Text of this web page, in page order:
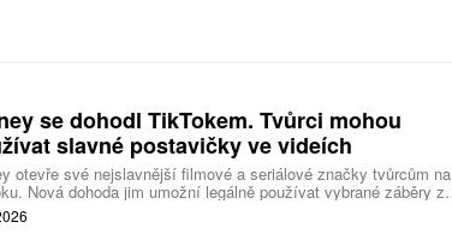
se dohodl TikTokem. Tvůrci mohou
slavné postavičky ve videích
otevře své nejslavnější filmové a seriálové značky tvůrcům na
Nová dohoda jim umožní legálně používat vybrané záběry z
studia a sdílet vlastní videa také na platformě Disney Verts.